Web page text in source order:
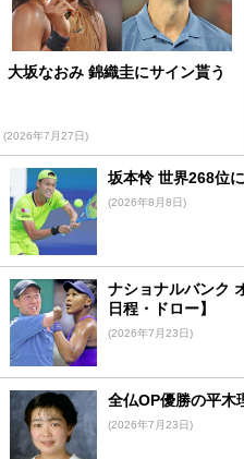
大坂なおみ 錦織圭にサイン貰う
(2026年7月27日)
坂本怜 世界268位
(2026年8月8日)
ナショナルバンク
日程・ドロー】
(2026年7月23日)
全仏OP優勝の平木
(2026年7月23日)